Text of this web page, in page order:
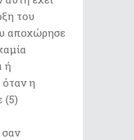
του
αποχώρησε
ή
όταν η
(5)
σαν